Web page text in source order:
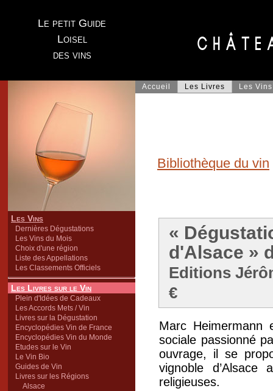
Le petit Guide
Loisel
des vins
Les Vins
Dernières Dégustations
Les Vins du Mois
Choix d'une région
Liste des Appellations
Les Classements Officiels
Les Livres sur le Vin
Plein d'Idées de Cadeaux
Les Accords Mets / Vin
Livres sur la Dégustation
Encyclopédies Vin de France
Encyclopédies Vin du Monde
Etudes sur le Vin
Le Vin Bio
Guides de Vin
Livres sur les Régions
Alsace
Accueil Les Livres Les Vins
Bibliothèque du vin
«
d'Alsace »
Editions
€
Marc Heimermann
sociale passionné
ouvrage, il se
vignoble
religieuses.